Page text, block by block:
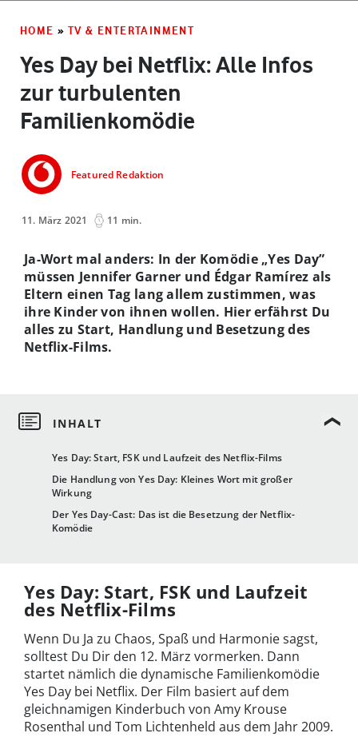
HOME » TV & ENTERTAINMENT
Yes Day bei Netflix: Alle Infos
zur turbulenten
Familienkomödie
Featured Redaktion
11. März 2021 11 min.
Yes Day: Start, FSK und Laufzeit des Netflix-Films
Die Handlung von Yes Day: Kleines Wort mit großer
Wirkung
Der Yes Day-Cast: Das ist die Besetzung der Netflix-
Komödie
Ja-Wort mal anders: In der Komödie „Yes Day”
müssen Jennifer Garner und Édgar Ramírez als
Eltern einen Tag lang allem zustimmen, was
ihre Kinder von ihnen wollen. Hier erfährst Du
alles zu Start, Handlung und Besetzung des
Netflix-Films.
Yes Day: Start, FSK und Laufzeit
des Netflix-Films
Wenn Du Ja zu Chaos, Spaß und Harmonie sagst,
solltest Du Dir den 12. März vormerken. Dann
startet nämlich die dynamische Familienkomödie
Yes Day bei Netflix. Der Film basiert auf dem
gleichnamigen Kinderbuch von Amy Krouse
Rosenthal und Tom Lichtenheld aus dem Jahr 2009.